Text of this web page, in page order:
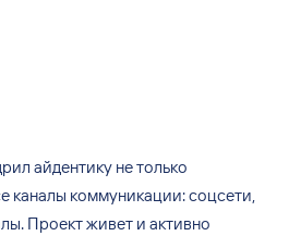
айдентику нетолько
каналы коммуникации: соцсети,
Проект живет и активно